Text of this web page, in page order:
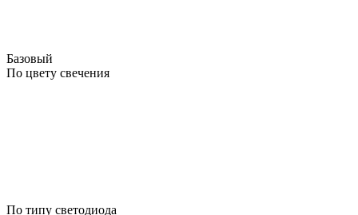
Базовый
По цвету свечения
По типу светодиода